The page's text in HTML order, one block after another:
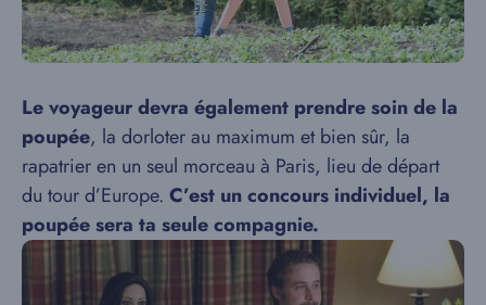
Le voyageur devra également prendre soin de la
poupée, la dorloter au maximum et bien sûr, la
rapatrier en un seul morceau à Paris, lieu de départ
du tour d’Europe. C’est un concours individuel, la
poupée sera ta seule compagnie.